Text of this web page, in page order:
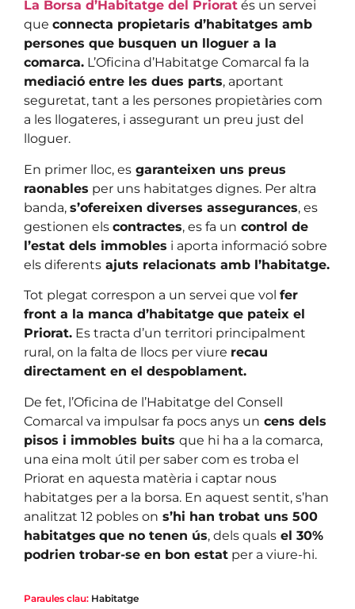
La Borsa d’Habitatge del Priorat és un servei
que connecta propietaris d’habitatges amb
persones que busquen un lloguer a la
comarca. L’Oficina d’Habitatge Comarcal fa la
mediació entre les dues parts, aportant
seguretat, tant a les persones propietàries com
a les llogateres, i assegurant un preu just del
lloguer.
En primer lloc, es garanteixen uns preus
raonables per uns habitatges dignes. Per altra
banda, s’ofereixen diverses assegurances, es
gestionen els contractes, es fa un control de
l’estat dels immobles i aporta informació sobre
els diferents ajuts relacionats amb l’habitatge.
Tot plegat correspon a un servei que vol fer
front a la manca d’habitatge que pateix el
Priorat. Es tracta d’un territori principalment
rural, on la falta de llocs per viure recau
directament en el despoblament.
De fet, l’Oficina de l’Habitatge del Consell
Comarcal va impulsar fa pocs anys un cens dels
pisos i immobles buits que hi ha a la comarca,
una eina molt útil per saber com es troba el
Priorat en aquesta matèria i captar nous
habitatges per a la borsa. En aquest sentit, s’han
analitzat 12 pobles on s’hi han trobat uns 500
habitatges que no tenen ús, dels quals el 30%
podrien trobar-se en bon estat per a viure-hi.
Paraules clau: Habitatge